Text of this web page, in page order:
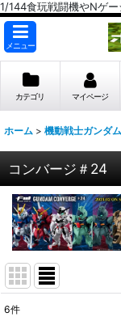
1/144食玩戦闘機やNゲ
メニュー
カテゴリ マイページ
ホーム > 機動戦士ガンダム
コンバージ＃24
6件